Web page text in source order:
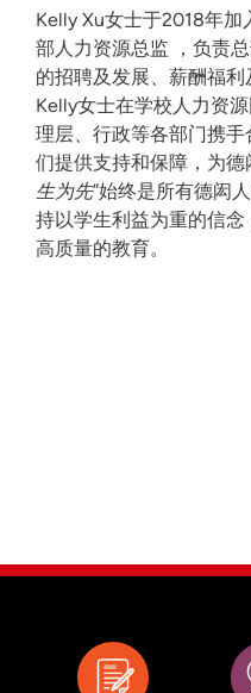
Kelly Xu女士于2018年
部人力资源总监 ，负责
的招聘及发展、薪酬福利
Kelly女士在学校人力资
理层、行政等各部门携
们提供支持和保障，为
生为先”始终是所有德闳
持以学生利益为重的信
高质量的教育。